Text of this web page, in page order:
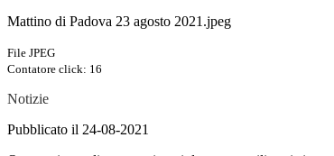
Mattino di Padova 23 agosto 2021.jpeg
File JPEG
Contatore click: 16
Notizie
Pubblicato il 24-08-2021